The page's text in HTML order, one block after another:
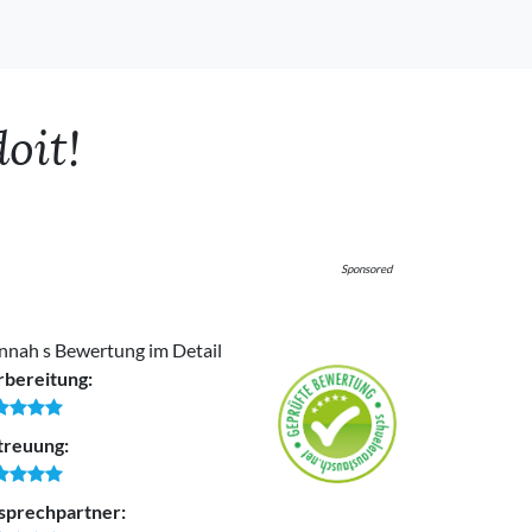
Sponsored
s Bewertung im Detail